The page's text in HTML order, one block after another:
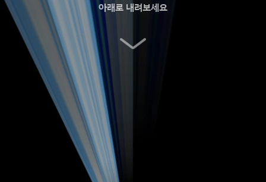
아래로 내려보세요